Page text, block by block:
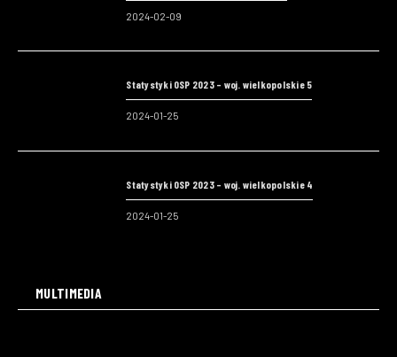
2024-02-09
Statystyki OSP 2023 – woj. wielkopolskie 5
2024-01-25
Statystyki OSP 2023 – woj. wielkopolskie 4
2024-01-25
MULTIMEDIA